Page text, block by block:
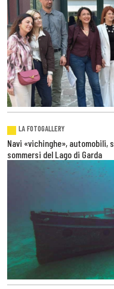
LA FOTOGALLERY
Navi «vichinghe»,
sommersi del Lago di Garda